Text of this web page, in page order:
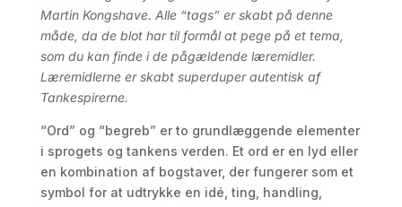
Martin Kongshave. Alle “tags” er skabt på denne
måde, da de blot har til formål at pege på et tema,
som du kan finde i de pågældende læremidler.
Læremidlerne er skabt superduper autentisk af
Tankespirerne.
“Ord” og “begreb” er to grundlæggende elementer
i sprogets og tankens verden. Et ord er en lyd eller
en kombination af bogstaver, der fungerer som et
symbol for at udtrykke en idé, ting, handling,